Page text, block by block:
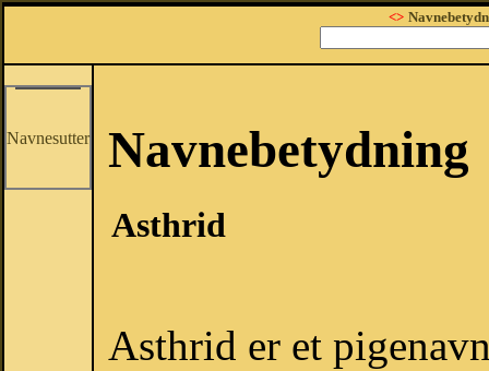
<>
Navnesutter Navnebetydning
Asthrid
Asthrid er et